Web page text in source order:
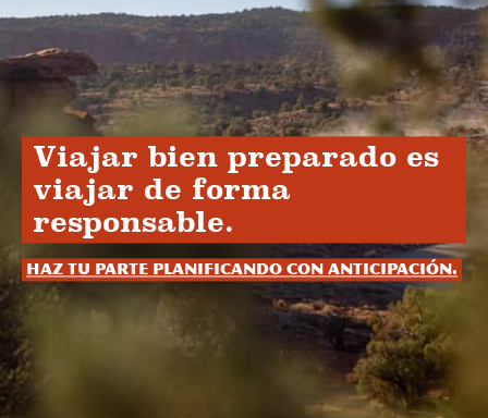
Viajar bien preparado es
viajar de forma
responsable.
Haz tu parte planificando con anticipación.